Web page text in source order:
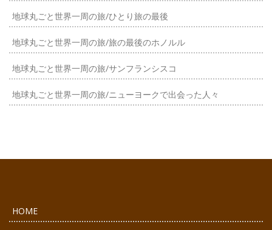
地球丸ごと世界一周の旅/ひとり旅の最後
地球丸ごと世界一周の旅/旅の最後のホノルル
地球丸ごと世界一周の旅/サンフランシスコ
地球丸ごと世界一周の旅/ニューヨークで出会った人々
HOME